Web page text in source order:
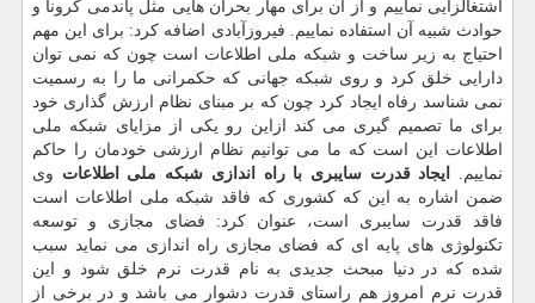
اشتغالزایی نماییم و از آن برای مهار بحران هایی مثل پاندمی کرونا و
حوادث شبیه آن استفاده نماییم. فیروزآبادی اضافه کرد: برای این مهم
احتیاج به زیر ساخت و شبکه ملی اطلاعات است چون که نمی توان
دارایی خلق کرد و روی شبکه جهانی که حکمرانی ما را به رسمیت
نمی شناسد رفاه ایجاد کرد چون که بر مبنای نظام ارزش گذاری خود
برای ما تصمیم گیری می کند ازاین رو یکی از مزایای شبکه ملی
اطلاعات این است که ما می توانیم نظام ارزشی خودمان را حاکم
نماییم.
ایجاد قدرت سایبری با راه اندازی شبکه ملی اطلاعات وی
ضمن اشاره به این که کشوری که فاقد شبکه ملی اطلاعات است
فاقد قدرت سایبری است، عنوان کرد: فضای مجازی و توسعه
تکنولوژی های پایه ای که فضای مجازی راه اندازی می نماید سبب
شده که در دنیا مبحث جدیدی به نام قدرت نرم خلق شود و این
قدرت نرم امروز هم راستای قدرت دشوار می باشد و در برخی از